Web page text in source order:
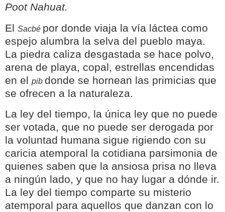
Poot Nahuat.
El Sacbé por donde viaja la vía láctea como
espejo alumbra la selva del pueblo maya.
La piedra caliza desgastada se hace polvo,
arena de playa, copal, estrellas encendidas
en el pib donde se hornean las primicias que
se ofrecen a la naturaleza.
La ley del tiempo, la única ley que no puede
ser votada, que no puede ser derogada por
la voluntad humana sigue rigiendo con su
caricia atemporal la cotidiana parsimonia de
quienes saben que la ansiosa prisa no lleva
a ningún lado, y que no hay lugar a dónde ir.
La ley del tiempo comparte su misterio
atemporal para aquellos que danzan con lo